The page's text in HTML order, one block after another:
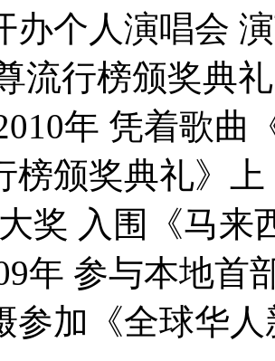
办个人演唱会
流行榜颁奖典
年 凭着歌曲
榜颁奖典礼》
奖 入围《马来
年 参与本地首
参加《全球华人